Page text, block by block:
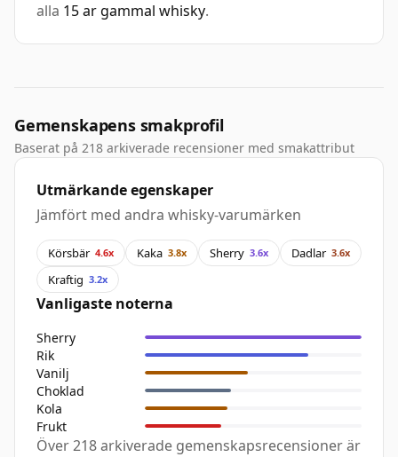
alla 15 ar gammal whisky.
Gemenskapens smakprofil
Baserat på 218 arkiverade recensioner med smakattribut
Utmärkande egenskaper
Jämfört med andra whisky-varumärken
Körsbär 4.6x Kaka 3.8x Sherry 3.6x Dadlar 3.6x
Kraftig 3.2x
Vanligaste noterna
Sherry
Rik
Vanilj
Choklad
Kola
Frukt
Över 218 arkiverade gemenskapsrecensioner är